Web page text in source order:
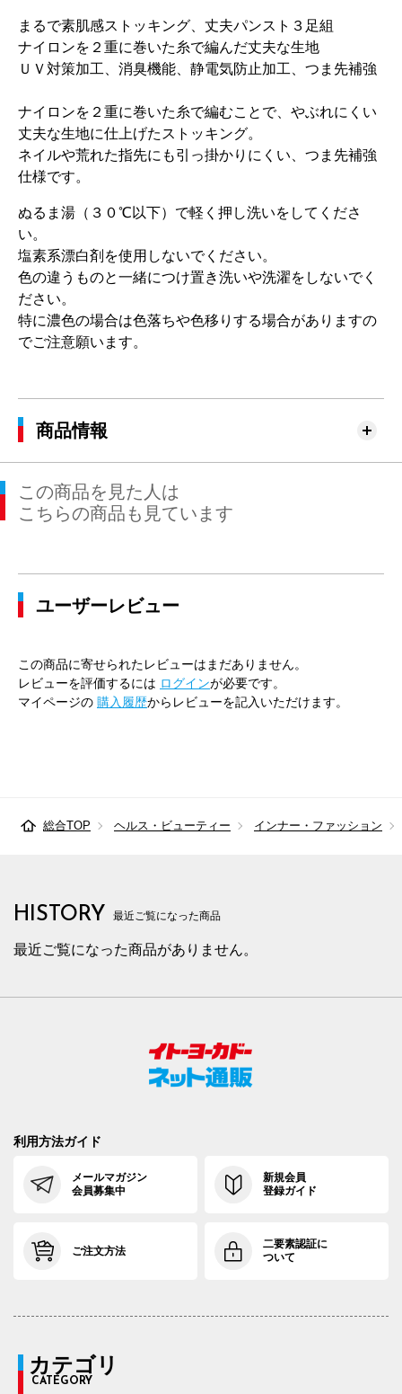
まるで素肌感ストッキング、丈夫パンスト３足組
ナイロンを２重に巻いた糸で編んだ丈夫な生地
ＵＶ対策加工、消臭機能、静電気防止加工、つま先補強
ナイロンを２重に巻いた糸で編むことで、やぶれにくい
丈夫な生地に仕上げたストッキング。
ネイルや荒れた指先にも引っ掛かりにくい、つま先補強
仕様です。
ぬるま湯（３０℃以下）で軽く押し洗いをしてくださ
い。
塩素系漂白剤を使用しないでください。
色の違うものと一緒につけ置き洗いや洗濯をしないでく
ださい。
特に濃色の場合は色落ちや色移りする場合がありますの
でご注意願います。
商品情報
この商品を見た人は
こちらの商品も見ています
ユーザーレビュー
この商品に寄せられたレビューはまだありません。
レビューを評価するには ログインが必要です。
マイページの 購入履歴からレビューを記入いただけます。
総合TOP ヘルス・ビューティー インナー・ファッション
HISTORY 最近ご覧になった商品
最近ご覧になった商品がありません。
利用方法ガイド
メールマガジン
会員募集中
新規会員
登録ガイド
ご注文方法
二要素認証に
ついて
カテゴリ
CATEGORY